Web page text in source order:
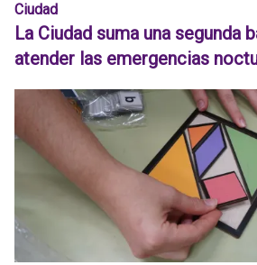
Ciudad
La Ciudad suma una segunda
atender las emergencias